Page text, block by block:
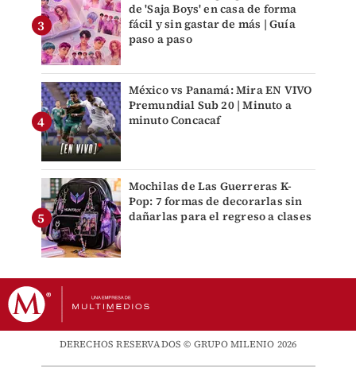
de 'Saja Boys' en casa de forma
fácil y sin gastar de más | Guía
paso a paso
México vs Panamá: Mira EN VIVO
Premundial Sub 20 | Minuto a
minuto Concacaf
Mochilas de Las Guerreras K-
Pop: 7 formas de decorarlas sin
dañarlas para el regreso a clases
DERECHOS RESERVADOS © GRUPO MILENIO 2026